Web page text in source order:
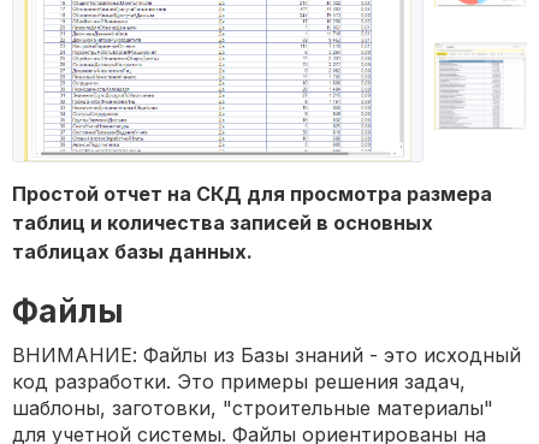
Простой отчет на СКД для просмотра размера
таблиц и количества записей в основных
таблицах базы данных.
Файлы
ВНИМАНИЕ: Файлы из Базы знаний - это исходный
код разработки. Это примеры решения задач,
шаблоны, заготовки, "строительные материалы"
для учетной системы. Файлы ориентированы на